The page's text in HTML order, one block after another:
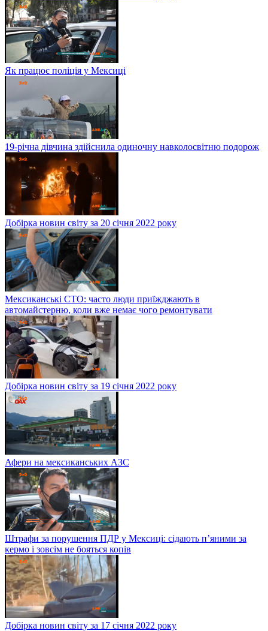
Як працює поліція у Мексиці
19-річна дівчина здійснила одиночну навколосвітню подорож
Добірка новин світу за 20 січня 2022 року
Мексиканські СТО: часто люди приїжджають в
автомайстерню, коли вже немає чого ремонтувати
Добірка новин світу за 19 січня 2022 року
Афери на мексиканських АЗС
Штрафи за порушення ПДР у Мексиці: сідають п’яними за
кермо і зовсім не бояться копів
Добірка новин світу за 17 січня 2022 року